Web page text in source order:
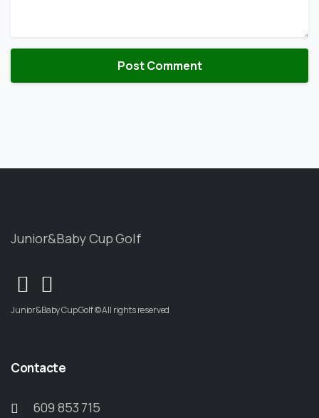
Junior&Baby Cup Golf
Junior&Baby Cup Golf © All rights reserved
Contacte
609 853 715